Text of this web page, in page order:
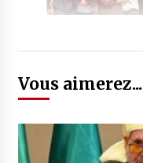
Vous aimerez...